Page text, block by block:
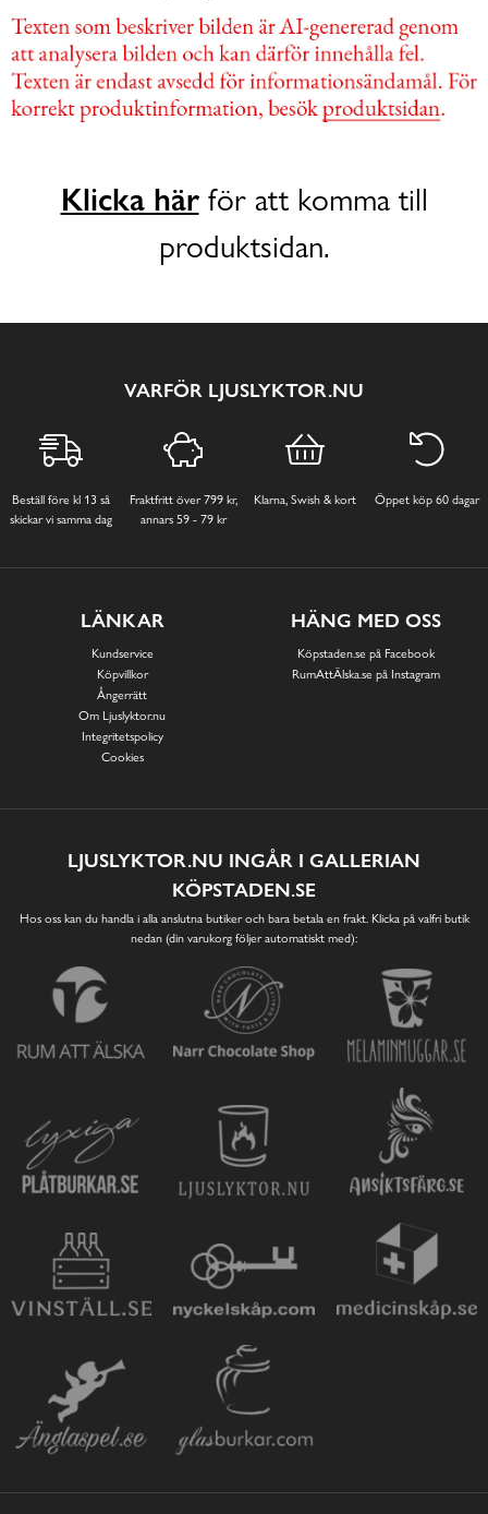
Klicka härför att komma till
produktsidan.
VARFÖR LJUSLYKTOR.NU
Beställ före kl 13 så
skickar vi samma dag
Fraktfritt över 799 kr,
annars 59 - 79 kr
Klarna, Swish & kort Öppet köp 60 dagar
LÄNKAR
Kundservice
Köpvillkor
Ångerrätt
Om Ljuslyktor.nu
Integritetspolicy
Cookies
HÄNG MED OSS
Köpstaden.se på Facebook
RumAttÄlska.se på Instagram
LJUSLYKTOR.NU INGÅR I GALLERIAN
KÖPSTADEN.SE
Hos oss kan du handla i alla anslutna butiker och bara betala en frakt. Klicka på valfri butik
nedan (din varukorg följer automatiskt med):